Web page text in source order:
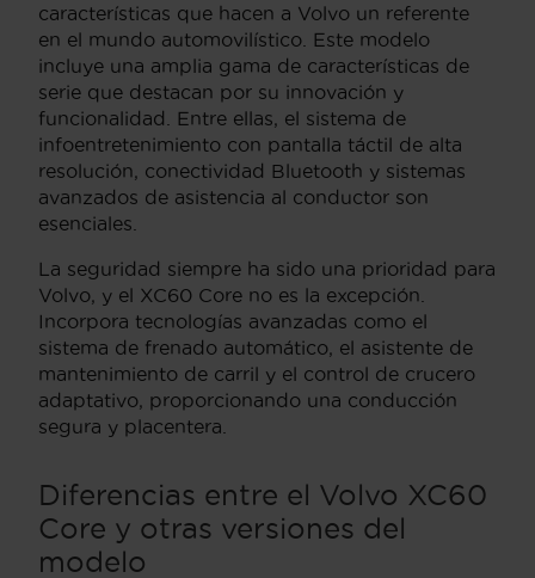
características que hacen a Volvo un referente
en el mundo automovilístico. Este modelo
incluye una amplia gama de características de
serie que destacan por su innovación y
funcionalidad. Entre ellas, el sistema de
infoentretenimiento con pantalla táctil de alta
resolución, conectividad Bluetooth y sistemas
avanzados de asistencia al conductor son
esenciales.
La seguridad siempre ha sido una prioridad para
Volvo, y el XC60 Core no es la excepción.
Incorpora tecnologías avanzadas como el
sistema de frenado automático, el asistente de
mantenimiento de carril y el control de crucero
adaptativo, proporcionando una conducción
segura y placentera.
Diferencias entre el Volvo XC60
Core y otras versiones del
modelo